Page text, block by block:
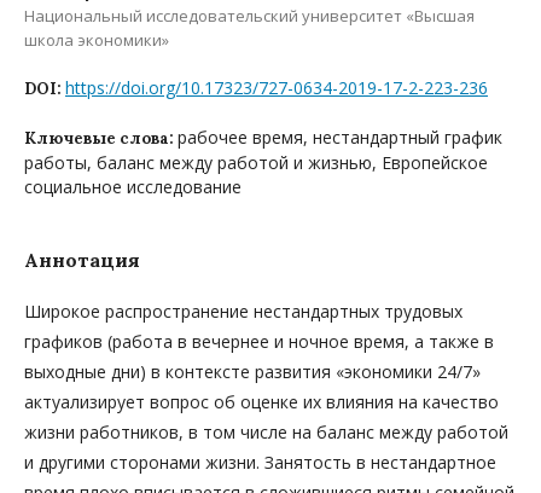
Национальный исследовательский университет «Высшая
школа экономики»
DOI: https://doi.org/10.17323/727-0634-2019-17-2-223-236
Ключевые слова: рабочее время, нестандартный график
работы, баланс между работой и жизнью, Европейское
социальное исследование
Аннотация
Широкое распространение нестандартных трудовых
графиков (работа в вечернее и ночное время, а также в
выходные дни) в контексте развития «экономики 24/7»
актуализирует вопрос об оценке их влияния на качество
жизни работников, в том числе на баланс между работой
и другими сторонами жизни. Занятость в нестандартное